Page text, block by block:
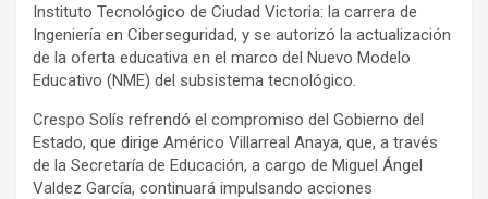
Instituto Tecnológico de Ciudad Victoria: la carrera de
Ingeniería en Ciberseguridad, y se autorizó la actualización
de la oferta educativa en el marco del Nuevo Modelo
Educativo (NME) del subsistema tecnológico.
Crespo Solís refrendó el compromiso del Gobierno del
Estado, que dirige Américo Villarreal Anaya, que, a través
de la Secretaría de Educación, a cargo de Miguel Ángel
Valdez García, continuará impulsando acciones